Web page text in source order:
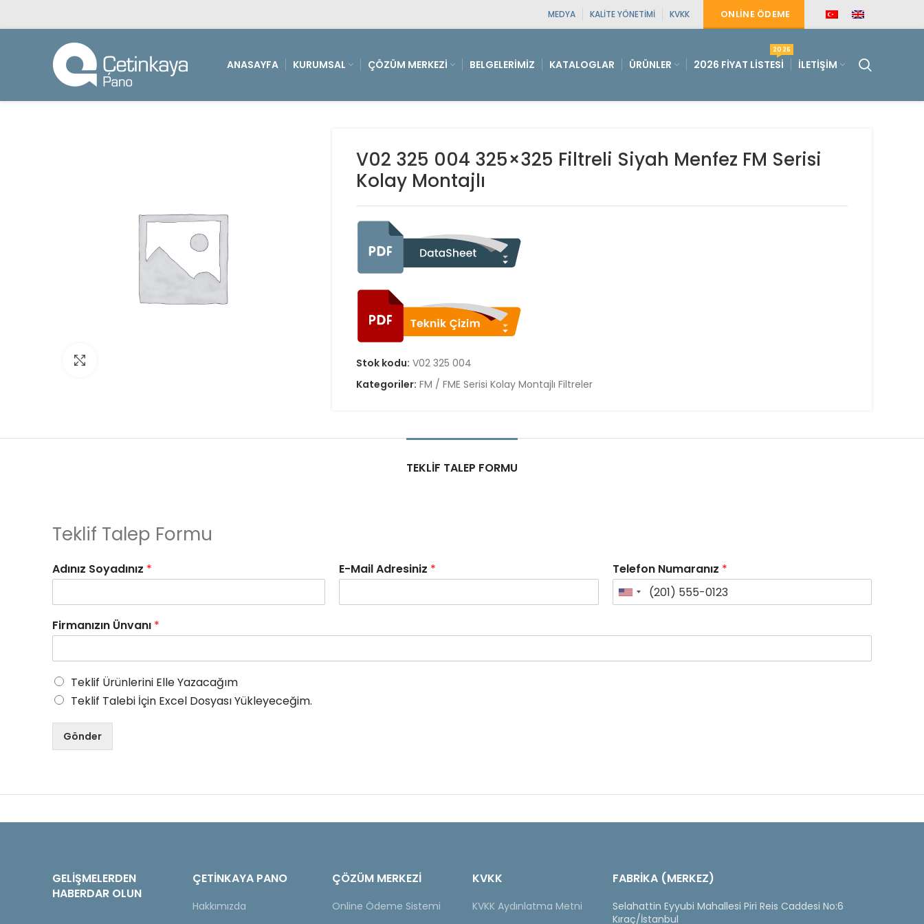
MEDYA KALITE YÖNETIMI KVKK ONLINE ÖDEME
ANASAYFA KURUMSAL ÇÖZÜM MERKEZI BELGELERIMIZ KATALOGLAR ÜRÜNLER 2026 FIYAT LISTESI
2026
İLETIŞIM
V02 325 004 325×325 Filtreli Siyah Menfez FM Serisi
Kolay Montajlı
Stok kodu: V02 325 004
Kategoriler: FM / FME Serisi Kolay Montajlı Filtreler
TEKLIF TALEP FORMU
Teklif Talep Formu
Adınız Soyadınız * E-Mail Adresiniz * Telefon Numaranız *
Firmanızın Ünvanı *
Teklif Ürünlerini Elle Yazacağım
Teklif Talebi İçin Excel Dosyası Yükleyeceğim.
Gönder
GELIŞMELERDEN
HABERDAR OLUN
ÇETINKAYA PANO
Hakkımızda
ÇÖZÜM MERKEZİ
Online Ödeme Sistemi
KVKK
KVKK Aydınlatma Metni
FABRİKA (MERKEZ)
Selahattin Eyyubi Mahallesi Piri Reis Caddesi No:6
Kıraç/İstanbul